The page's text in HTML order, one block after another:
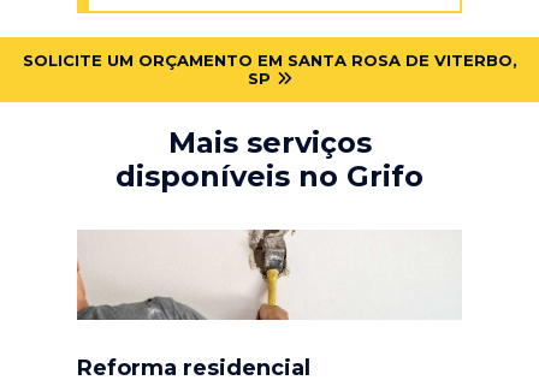
SOLICITE UM ORÇAMENTO EM SANTA ROSA DE VITERBO,
SP
Mais serviços
disponíveis no Grifo
Reforma residencial